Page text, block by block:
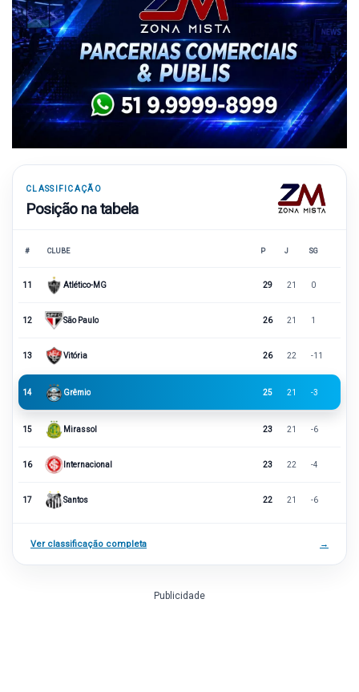
CLASSIFICAÇÃO
Posição na tabela
# CLUBE P J SG
11 Atlético-MG 29 21 0
12 São Paulo 26 21 1
13 Vitória 26 22 -11
14 Grêmio 25 21 -3
15 Mirassol 23 21 -6
16 Internacional 23 22 -4
17 Santos 22 21 -6
Ver classificação completa →
Publicidade